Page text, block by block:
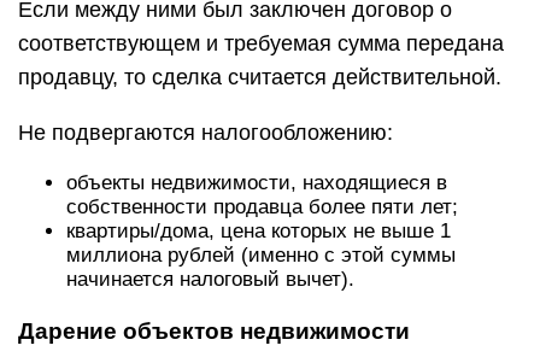
Если между ними был заключен договор о
соответствующем и требуемая сумма передана
продавцу, то сделка считается действительной.
Не подвергаются налогообложению:
объекты недвижимости, находящиеся в
собственности продавца более пяти лет;
квартиры/дома, цена которых не выше 1
миллиона рублей (именно с этой суммы
начинается налоговый вычет).
Дарение объектов недвижимости